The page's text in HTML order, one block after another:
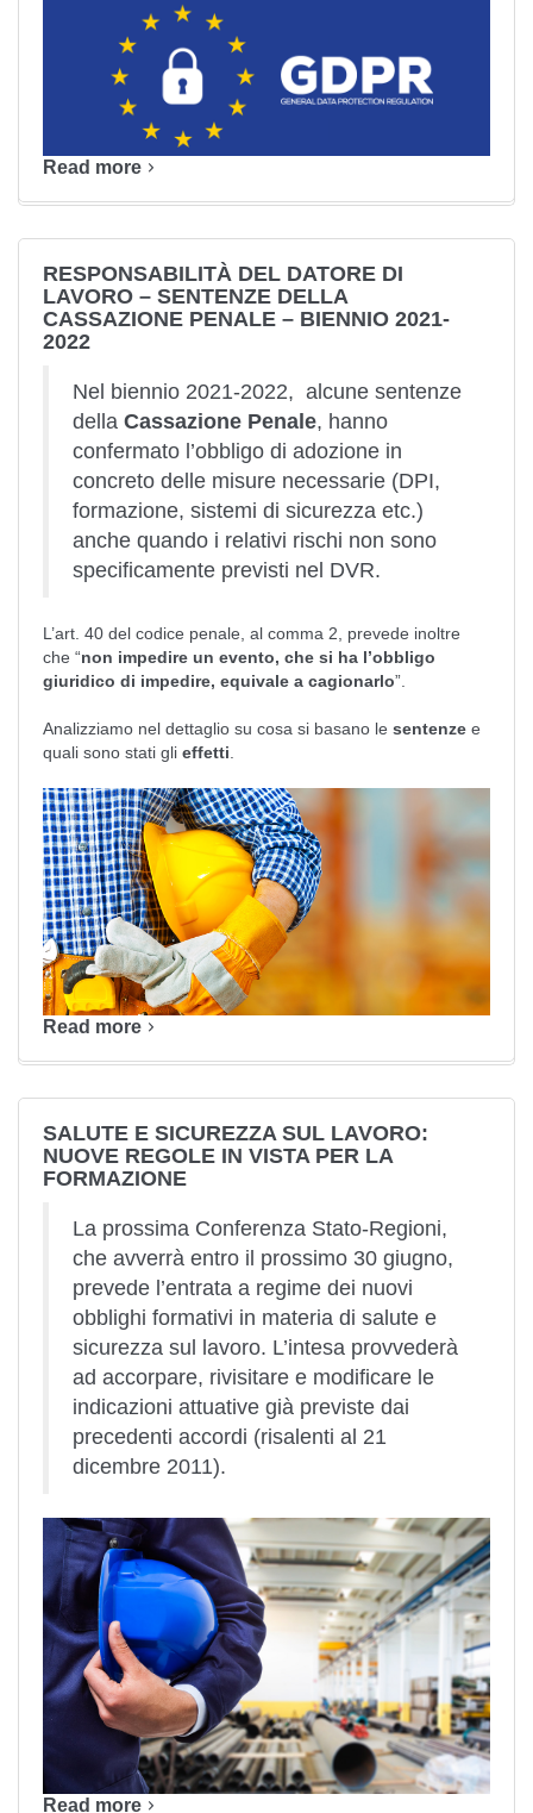
Read more
RESPONSABILITÀ DEL DATORE DI
LAVORO – SENTENZE DELLA
CASSAZIONE PENALE – BIENNIO 2021-
2022
Nel biennio 2021-2022, alcune sentenze
della Cassazione Penale, hanno
confermato l’obbligo di adozione in
concreto delle misure necessarie (DPI,
formazione, sistemi di sicurezza etc.)
anche quando i relativi rischi non sono
specificamente previsti nel DVR.
L’art. 40 del codice penale, al comma 2, prevede inoltre
che “non impedire un evento, che si ha l’obbligo
giuridico di impedire, equivale a cagionarlo”.
Analizziamo nel dettaglio su cosa si basano le sentenze e
quali sono stati gli effetti
Read more
SALUTE E SICUREZZA SUL LAVORO:
NUOVE REGOLE IN VISTA PER LA
FORMAZIONE
La prossima Conferenza Stato-Regioni,
che avverrà entro il prossimo 30 giugno,
prevede l’entrata a regime dei nuovi
obblighi formativi in materia di salute e
sicurezza sul lavoro. L’intesa provvederà
ad accorpare, rivisitare e modificare le
indicazioni attuative già previste dai
precedenti accordi (risalenti al 21
dicembre 2011).
Read more